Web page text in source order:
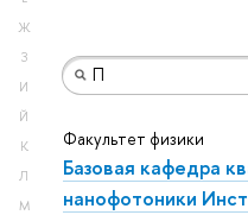
Ж
З
И
Й
К
Л
М
Факультет физики
Базовая кафедра
нанофотоники